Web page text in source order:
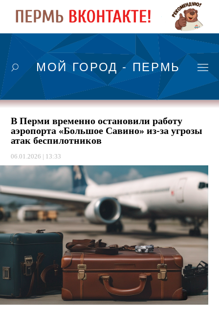
МОЙ ГОРОД - ПЕРМЬ
В Перми временно остановили работу
аэропорта «Большое Савино» из-за угрозы
атак беспилотников
06.01.2026 | 13:33